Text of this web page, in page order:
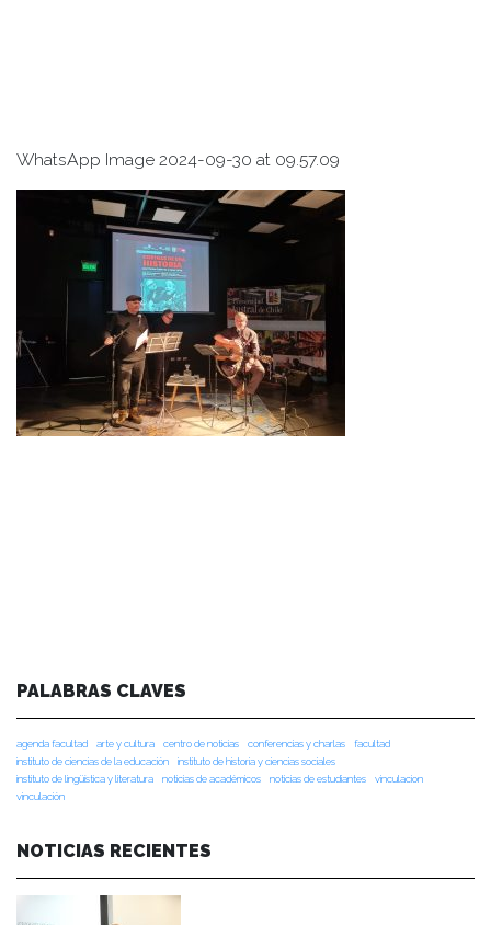
WhatsApp Image 2024-09-30 at 09.57.09
PALABRAS CLAVES
agenda facultad arte y cultura centro de noticias conferencias y charlas
facultad
instituto de ciencias de la educación
instituto de historia y ciencias sociales
instituto de lingüística y literatura
noticias de académicos noticias de estudiantes
vinculacion
vinculación
NOTICIAS RECIENTES